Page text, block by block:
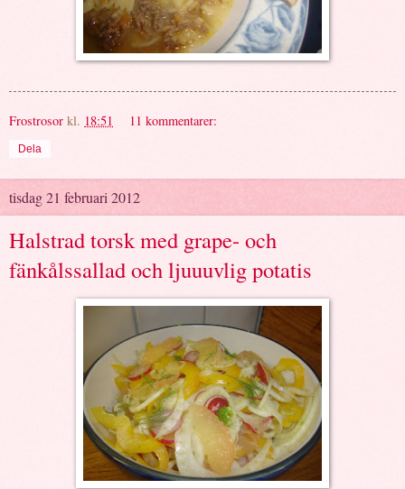
Frostrosor kl. 18:51 11 kommentarer:
Dela
tisdag 21 februari 2012
Halstrad torsk med grape- och
fänkålssallad och ljuuuvlig potatis